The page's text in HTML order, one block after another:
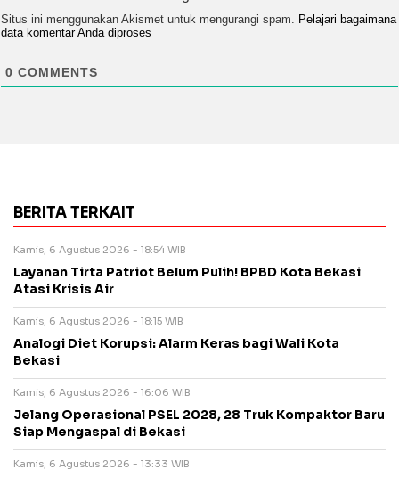
Situs ini menggunakan Akismet untuk mengurangi spam. Pelajari bagaimana
data komentar Anda diproses
0 COMMENTS
BERITA TERKAIT
Kamis, 6 Agustus 2026 - 18:54 WIB
Layanan Tirta Patriot Belum Pulih! BPBD Kota Bekasi
Atasi Krisis Air
Kamis, 6 Agustus 2026 - 18:15 WIB
Analogi Diet Korupsi: Alarm Keras bagi Wali Kota
Bekasi
Kamis, 6 Agustus 2026 - 16:06 WIB
Jelang Operasional PSEL 2028, 28 Truk Kompaktor Baru
Siap Mengaspal di Bekasi
Kamis, 6 Agustus 2026 - 13:33 WIB